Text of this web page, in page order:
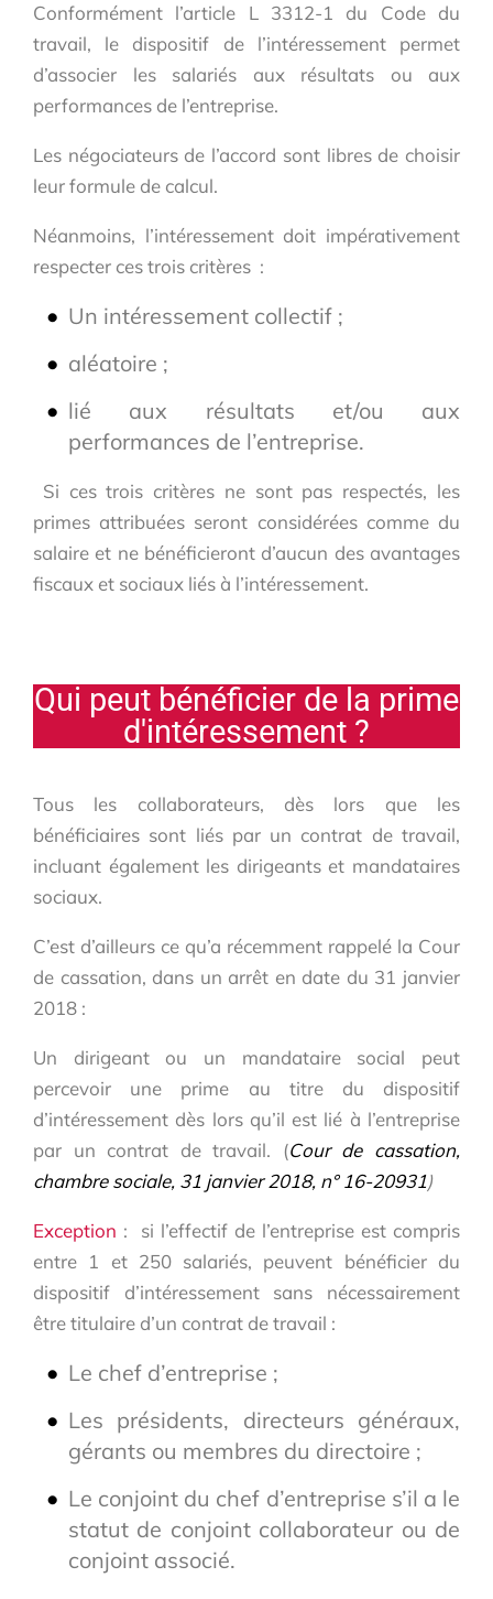
Conformément l’article L 3312-1 du Code du
travail, le dispositif de l’intéressement permet
d’associer les salariés aux résultats ou aux
performances de l’entreprise.
Les négociateurs de l’accord sont libres de choisir
leur formule de calcul.
Néanmoins, l’intéressement doit impérativement
respecter ces trois critères :
Un intéressement collectif ;
aléatoire ;
lié aux résultats et/ou aux
performances de l’entreprise.
Si ces trois critères ne sont pas respectés, les
primes attribuées seront considérées comme du
salaire et ne bénéficieront d’aucun des avantages
fiscaux et sociaux liés à l’intéressement.
Qui peut bénéficier de la prime
d'intéressement ?
Tous les collaborateurs, dès lors que les
bénéficiaires sont liés par un contrat de travail,
incluant également les dirigeants et mandataires
sociaux.
C’est d’ailleurs ce qu’a récemment rappelé la Cour
de cassation, dans un arrêt en date du 31 janvier
2018 :
Un dirigeant ou un mandataire social peut
percevoir une prime au titre du dispositif
d’intéressement dès lors qu’il est lié à l’entreprise
par un contrat de travail. (Cour de cassation,
chambre sociale, 31 janvier 2018, n° 16-20931)
Exception : si l’effectif de l’entreprise est compris
entre 1 et 250 salariés, peuvent bénéficier du
dispositif d’intéressement sans nécessairement
être titulaire d’un contrat de travail :
Le chef d’entreprise ;
Les présidents, directeurs généraux,
gérants ou membres du directoire ;
Le conjoint du chef d’entreprise s’il a le
statut de conjoint collaborateur ou de
conjoint associé.